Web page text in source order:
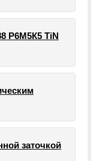
Р6М5К5 TiN
заточкой